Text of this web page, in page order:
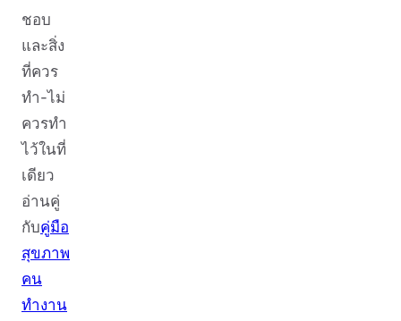
ชอบ
และสิ่ง
ที่ควร
ทำ-ไม่
ควรทำ
ไว้ในที่
เดียว
อ่านคู่
กับคู่มือ
สุขภาพ
คน
ทำงาน